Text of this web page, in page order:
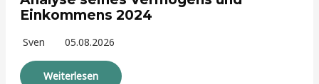
Einkommens 2024
Sven 05.08.2026
Weiterlesen